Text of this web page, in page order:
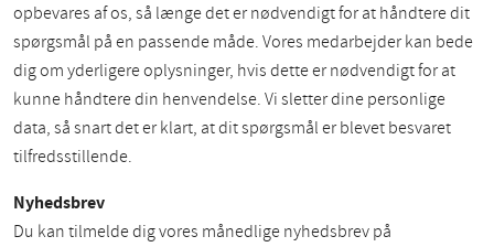
opbevares af os, så længe det er nødvendigt for at håndtere dit
spørgsmål på en passende måde. Vores medarbejder kan bede
dig om yderligere oplysninger, hvis dette er nødvendigt for at
kunne håndtere din henvendelse. Vi sletter dine personlige
data, så snart det er klart, at dit spørgsmål er blevet besvaret
tilfredsstillende.
Nyhedsbrev
Du kan tilmelde dig vores månedlige nyhedsbrev på